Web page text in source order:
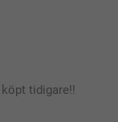
tidigare!!